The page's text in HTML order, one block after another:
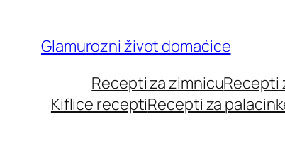
content
Glamurozni život domaćice
Recepti za zimnicuRecepti
Kiflice receptiRecepti za